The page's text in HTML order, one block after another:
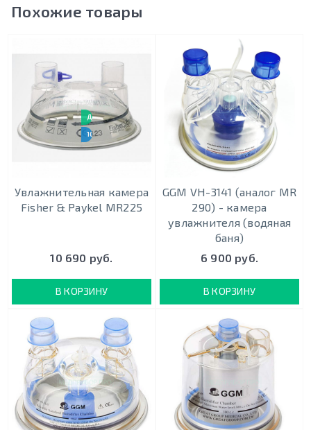
Похожие товары
ДЛЯ ДЕТЕЙ
10 ШТУК
Увлажнительная камера
Fisher & Paykel MR225
10 690 руб.
В КОРЗИНУ
GGM VH-3141 (аналог MR
290) - камера
увлажнителя (водяная
баня)
6 900 руб.
В КОРЗИНУ